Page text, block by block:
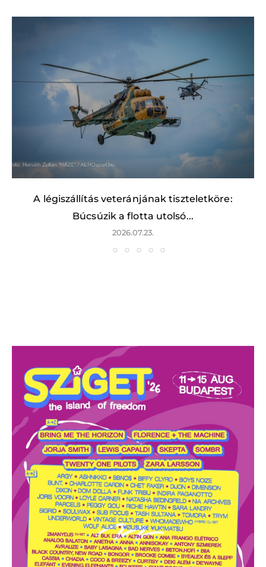
A légiszállítás veteránjának tiszteletköre:
Búcsúzik a flotta utolsó...
2026.07.23.